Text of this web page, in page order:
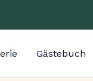
Gästebuch